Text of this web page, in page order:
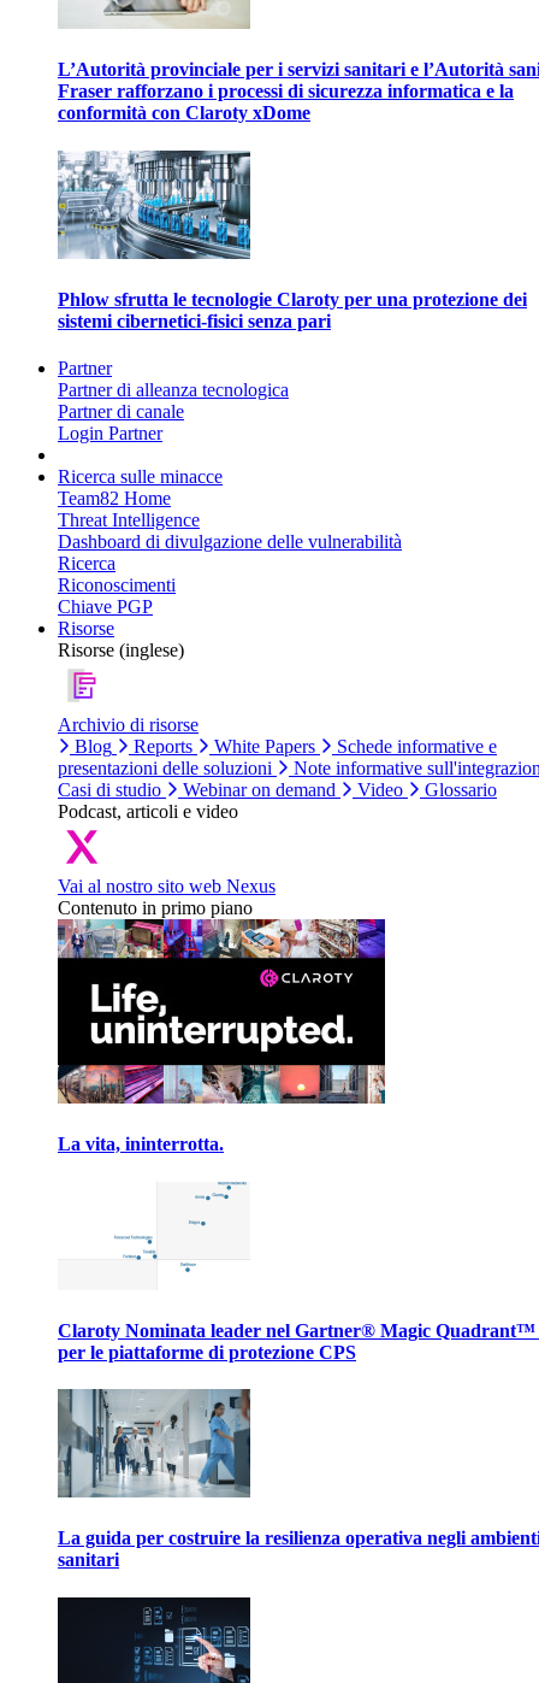
L’Autorità provinciale per i servizi sanitari e l’Autorità
Fraser rafforzano i processi di sicurezza informatica e la
conformità con Claroty xDome
Phlow sfrutta le tecnologie Claroty per una protezione dei
sistemi cibernetici-fisici senza pari
Partner
Partner di alleanza tecnologica
Partner di canale
Login Partner
Ricerca sulle minacce
Team82 Home
Threat Intelligence
Dashboard di divulgazione delle vulnerabilità
Ricerca
Riconoscimenti
Chiave PGP
Risorse
Risorse (inglese)
Archivio di risorse
Blog
Reports White Papers
Schede informative e
presentazioni delle soluzioni
Note informative
Casi di studio
Webinar on demand Video
Glossario
Podcast, articoli e video
Vai al nostro sito web Nexus
Contenuto in primo piano
La vita, ininterrotta.
Claroty Nominata leader nel Gartner® Magic Quadrant™
per le piattaforme di protezione CPS
La guida per costruire la resilienza operativa negli
sanitari